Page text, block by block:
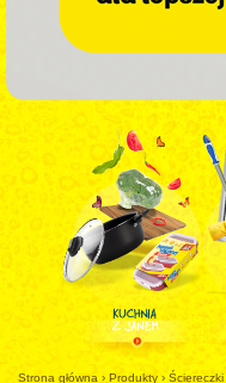
Strona główna › Produkty › Ściereczki